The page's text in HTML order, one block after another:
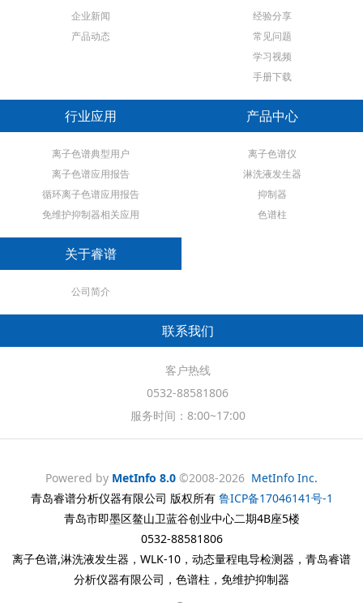
企业新闻
产品动态
经验分享
常见问题
学习视频
手册下载
行业应用
离子色谱典型用户
离子色谱应用报告
循环离子色谱应用报告
免维护抑制器相关应用
产品中心
离子色谱仪
淋洗液发生器
抑制器
色谱柱
关于睿谱
公司简介
联系我们
客户热线
0532-88581806
服务时间：8:00~17:00
Powered by MetInfo 8.0 ©2008-2026 MetInfo Inc.
青岛睿谱分析仪器有限公司 版权所有 鲁ICP备17046141号-1
青岛市即墨区鳌山卫蓝谷创业中心二期4B座5楼
0532-88581806
离子色谱,淋洗液发生器，WLK-10，动态量程电导检测器，青岛睿谱
分析仪器有限公司，色谱柱，免维护抑制器